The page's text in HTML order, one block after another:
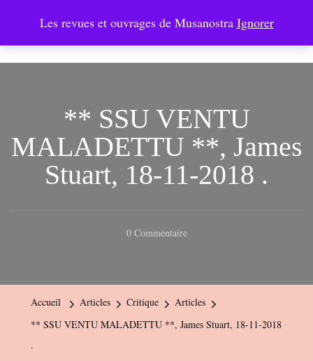
Les revues et ouvrages de Musanostra Ignorer
Musanostra
** SSU VENTU
MALADETTU **, James
Stuart, 18-11-2018 .
0 CommentaireSur
Accueil Articles Critique
Articles
** SSU VENTU MALADETTU **, James Stuart, 18-11-2018
.